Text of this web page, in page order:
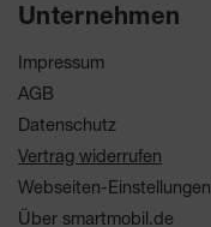
Unternehmen
Impressum
AGB
Datenschutz
Vertrag widerrufen
Webseiten-Einstellungen
Über smartmobil.de